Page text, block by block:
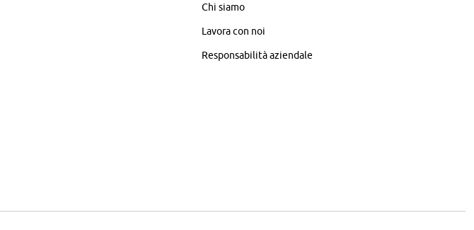
Chi siamo
Lavora con noi
Responsabilità aziendale